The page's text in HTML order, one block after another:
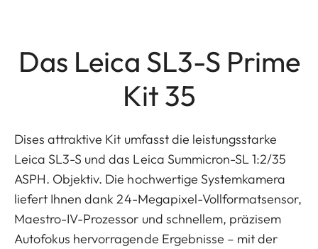
Das Leica SL3-S Prime
Kit 35
Dises attraktive Kit umfasst die leistungsstarke
Leica SL3-S und das Leica Summicron-SL 1:2/35
ASPH. Objektiv. Die hochwertige Systemkamera
liefert Ihnen dank 24-Megapixel-Vollformatsensor,
Maestro-IV-Prozessor und schnellem, präzisem
Autofokus hervorragende Ergebnisse – mit der